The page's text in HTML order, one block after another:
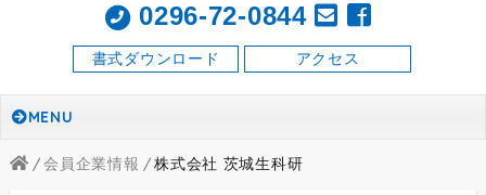
0296-72-0844
アクセス
書式ダウンロード
MENU
会員企業情報 株式会社 茨城生科研